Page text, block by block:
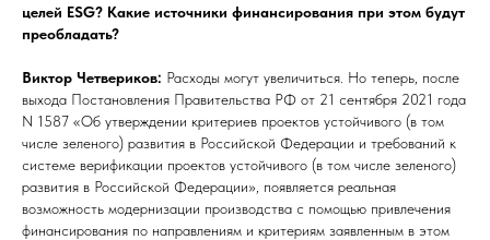
целей ESG? Какие источники финансирования при этом будут
преобладать?
Виктор Четвериков: Расходы могут увеличиться. Но теперь, после
выхода Постановления Правительства РФ от 21 сентября 2021 года
N 1587 «Об утверждении критериев проектов устойчивого (в том
числе зеленого) развития в Российской Федерации и требований к
системе верификации проектов устойчивого (в том числе зеленого)
развития в Российской Федерации», появляется реальная
возможность модернизации производства с помощью привлечения
финансирования по направлениям и критериям заявленным в этом